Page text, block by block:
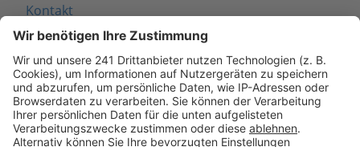
Kontakt
Seitenaufbau
Barrierefreiheit
Cookie Einstellungen